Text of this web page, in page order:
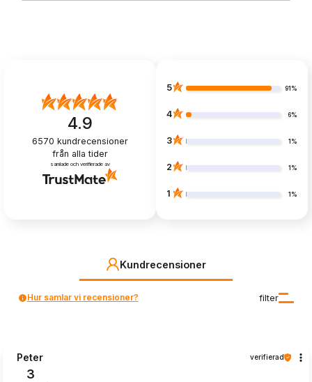
4.9
6570 kundrecensioner
från alla tider
samlade och verifierade av
5 91%
4 6%
3 1%
2 1%
1 1%
Kundrecensioner
filter
Hur samlar vi recensioner?
Peter verifierad
3